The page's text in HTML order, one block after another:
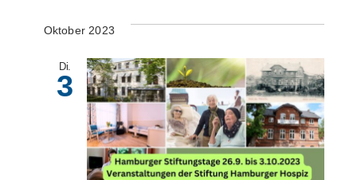
wählen.
Oktober 2023
Di.
3